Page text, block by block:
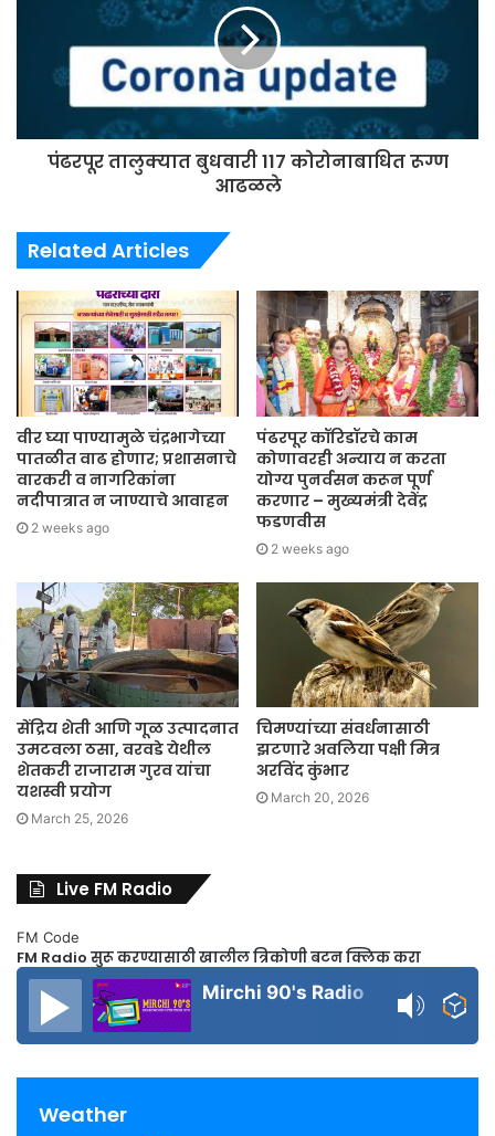
पंढरपूर तालुक्यात बुधवारी 117 कोरोनाबाधित रूग्ण
आढळले
Related Articles
वीर घ्या पाण्यामुळे चंद्रभागेच्या
पातळीत वाढ होणार; प्रशासनाचे
वारकरी व नागरिकांना
नदीपात्रात न जाण्याचे आवाहन
2 weeks ago
पंढरपूर कॉरिडॉरचे काम
कोणावरही अन्याय न करता
योग्य पुनर्वसन करून पूर्ण
करणार – मुख्यमंत्री देवेंद्र
फडणवीस
2 weeks ago
सेंद्रिय शेती आणि गूळ उत्पादनात
उमटवला ठसा, वरवडे येथील
शेतकरी राजाराम गुरव यांचा
यशस्वी प्रयोग
March 25, 2026
चिमण्यांच्या संवर्धनासाठी
झटणारे अवलिया पक्षी मित्र
अरविंद कुंभार
March 20, 2026
Live FM Radio
FM Code
FM Radio सुरू करण्यासाठी खालील त्रिकोणी बटन क्लिक करा
Mirchi 90's Radio
Weather